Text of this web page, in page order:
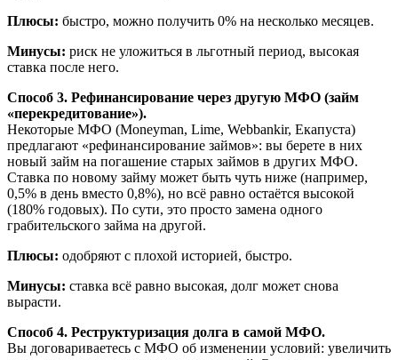
Плюсы: быстро, можно получить 0% на несколько месяцев.
Минусы: риск не уложиться в льготный период, высокая
ставка после него.
Способ 3. Рефинансирование через другую МФО (займ
«перекредитование»).
Некоторые МФО (Moneyman, Lime, Webbankir, Екапуста)
предлагают «рефинансирование займов»: вы берете в них
новый займ на погашение старых займов в других МФО.
Ставка по новому займу может быть чуть ниже (например,
0,5% в день вместо 0,8%), но всё равно остаётся высокой
(180% годовых). По сути, это просто замена одного
грабительского займа на другой.
Плюсы: одобряют с плохой историей, быстро.
Минусы: ставка всё равно высокая, долг может снова
вырасти.
Способ 4. Реструктуризация долга в самой МФО.
Вы договариваетесь с МФО об изменении условий: увеличить